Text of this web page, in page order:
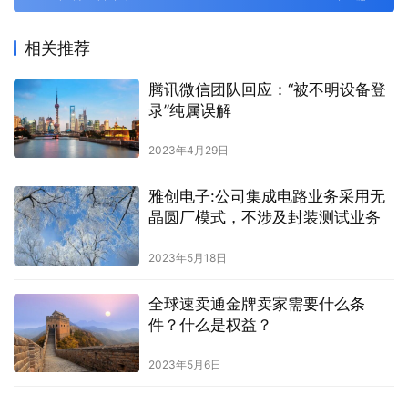
相关推荐
腾讯微信团队回应：“被不明设备登
录”纯属误解
2023年4月29日
雅创电子:公司集成电路业务采用无
晶圆厂模式，不涉及封装测试业务
2023年5月18日
全球速卖通金牌卖家需要什么条
件？什么是权益？
2023年5月6日